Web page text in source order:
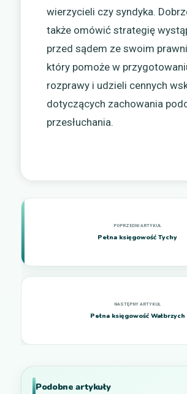
wierzycieli czy syndyka.
także omówić strategię
przed sądem ze swoim
który pomoże w
rozprawy i udzieli cennych
dotyczących zachowania
przesłuchania.
Pełna księgowość Tychy
Pełna księgowość Wałbrzych
Podobne artykuły